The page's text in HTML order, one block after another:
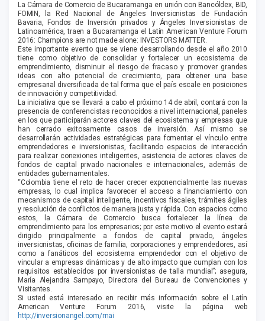
La Cámara de Comercio de Bucaramanga en unión con Bancóldex, BID,
FOMIN, la Red Nacional de Ángeles Inversionistas de Fundación
Bavaria, Fondos de Inversión privados y Ángeles Inversionistas de
Latinoamérica, traen a Bucaramanga el Latín American Venture Forum
2016: Champions are not made alone: INVESTORS MATTER.
Este importante evento que se viene desarrollando desde el año 2010
tiene como objetivo de consolidar y fortalecer un ecosistema de
emprendimiento, disminuir el riesgo de fracaso y promover grandes
ideas con alto potencial de crecimiento, para obtener una base
empresarial diversificada de tal forma que el país escale en posiciones
de innovación y competitividad.
La iniciativa que se llevará a cabo el próximo 14 de abril, contará con la
presencia de conferencistas reconocidos a nivel internacional, paneles
en los que participarán actores claves del ecosistema y empresas que
han cerrado exitosamente casos de inversión. Así mismo se
desarrollarán actividades estratégicas para fomentar el vínculo entre
emprendedores e inversionistas, facilitando espacios de interacción
para realizar conexiones inteligentes, asistencia de actores claves de
fondos de capital privado nacionales e internacionales, además de
entidades gubernamentales.
“Colombia tiene el reto de hacer crecer exponencialmente las nuevas
empresas, lo cual implica favorecer el acceso a financiamiento con
mecanismos de capital inteligente, incentivos fiscales, trámites ágiles
y resolución de conflictos de manera justa y rápida. Con espacios como
estos, la Cámara de Comercio busca fortalecer la línea de
emprendimiento para los empresarios; por este motivo el evento estará
dirigido principalmente a fondos de capital privado, ángeles
inversionistas, oficinas de familia, corporaciones y emprendedores, así
como a fanáticos del ecosistema emprendedor con el objetivo de
vincular a empresas dinámicas y de alto impacto que cumplan con los
requisitos establecidos por inversionistas de talla mundial”; asegura,
María Alejandra Sampayo, Directora del Bureau de Convenciones y
Visitantes.
Si usted está interesado en recibir más información sobre el Latín
American Venture Forum 2016, visite la página web
http://inversionangel.com/rnai